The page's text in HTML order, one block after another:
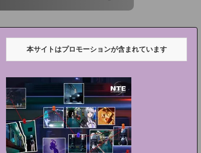
本サイトはプロモーションが含まれています